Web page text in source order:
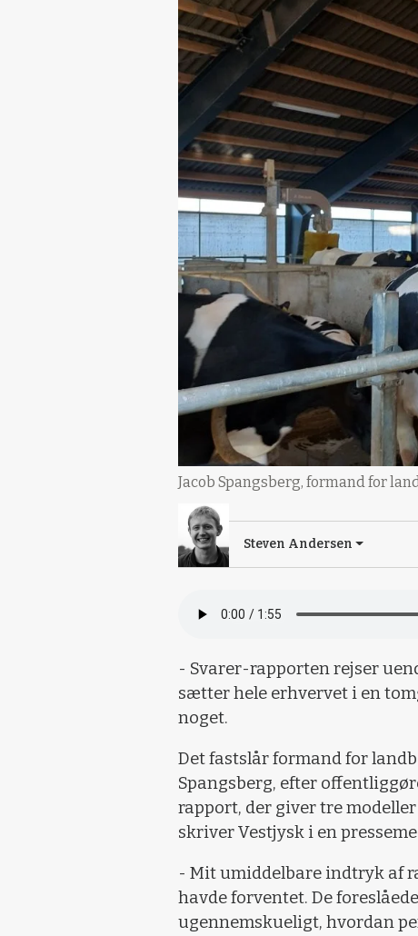
Jacob Spangsberg, formand for
Steven Andersen
- Svarer-rapporten rejser
sætter hele erhvervet i en
noget.
Det fastslår formand for
Spangsberg, efter
rapport, der giver tre
skriver Vestjysk i en
- Mit umiddelbare indtryk af
havde forventet. De
ugennemskueligt, hvordan